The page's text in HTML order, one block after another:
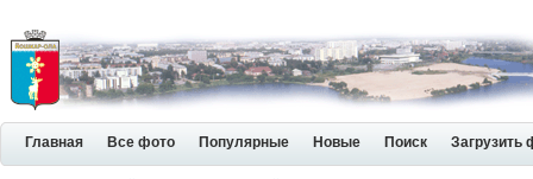
Главная Все фото Популярные Новые Поиск Загрузить